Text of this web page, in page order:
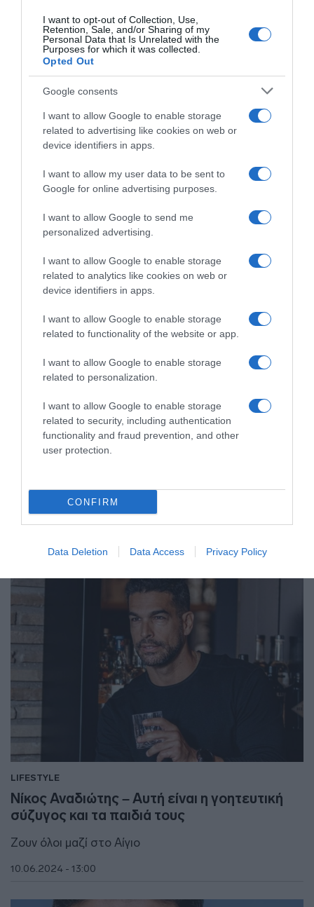
I want to opt-out of Collection, Use,
Retention, Sale, and/or Sharing of my
Personal Data that Is Unrelated with the
Purposes for which it was collected.
Opted Out
Google consents
I want to allow Google to enable storage
related to advertising like cookies on web or
device identifiers in apps.
I want to allow my user data to be sent to
Google for online advertising purposes.
I want to allow Google to send me
personalized advertising.
I want to allow Google to enable storage
related to analytics like cookies on web or
device identifiers in apps.
I want to allow Google to enable storage
related to functionality of the website or app.
I want to allow Google to enable storage
related to personalization.
I want to allow Google to enable storage
related to security, including authentication
functionality and fraud prevention, and other
user protection.
CONFIRM
Data Deletion Data Access Privacy Policy
Άγγελος Μπράτης – Η αντίδρασή του όταν
έμαθε πως η «Νίκη» έστειλε εξώδικο για το
Pride της Θεσσαλονίκης
12.06.2024 - 11:45
LIFESTYLE
Νίκος Αναδιώτης – Τα σοβαρά ατυχήματα
Κατάφερε να γλιτώσει από θαύμα
LIFESTYLE
Νίκος Αναδιώτης – Αυτή είναι η γοητευτική
σύζυγος και τα παιδιά τους
Ζουν όλοι μαζί στο Αίγιο
10.06.2024 - 13:00